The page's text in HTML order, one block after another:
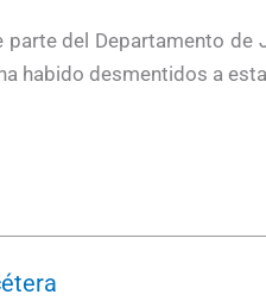
parte del Departamento de
habido desmentidos a